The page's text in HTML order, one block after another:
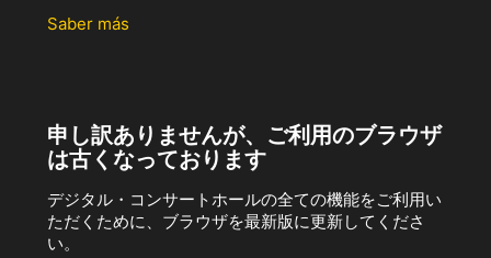
Saber más
申し訳ありませんが、ご利用のブラウザ
は古くなっております
デジタル・コンサートホールの全ての機能をご利用い
ただくために、ブラウザを最新版に更新してくださ
い。